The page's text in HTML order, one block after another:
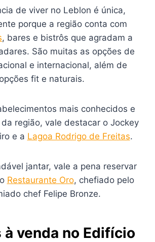
de viver no Leblon é única,
porque a região conta com
, bares e bistrôs que agradam a
São muitas as opções de
e internacional, além de
opções fit e naturais.
mais conhecidos e
região, vale destacar o Jockey
e a Lagoa Rodrigo de Freitas.
jantar, vale a pena reservar
Restaurante Oro, chefiado pelo
chef Felipe Bronze.
à venda no Edifício